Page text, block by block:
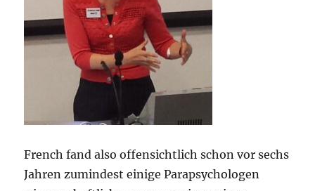
French fand also offensichtlich schon vor sechs
Jahren zumindest einige Parapsychologen